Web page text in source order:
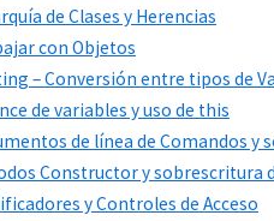
de Clases y Herencias
con Objetos
– Conversión entre tipos de
de variables y uso de this
de línea de Comandos y
Constructor y sobrescritura
y Controles de Acceso